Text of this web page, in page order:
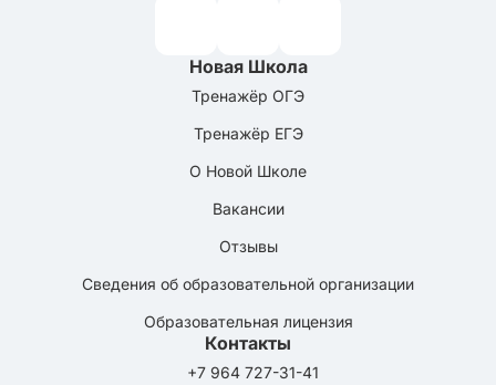
Новая Школа
Тренажёр ОГЭ
Тренажёр ЕГЭ
О Новой Школе
Вакансии
Отзывы
Сведения об образовательной организации
Образовательная лицензия
Контакты
+7 964 727-31-41